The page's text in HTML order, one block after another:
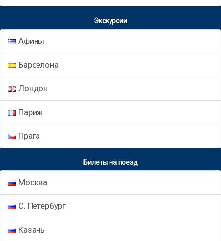
Экскурсии
Афины
Барселона
Лондон
Париж
Прага
Билеты на поезд
Москва
С. Петербург
Казань